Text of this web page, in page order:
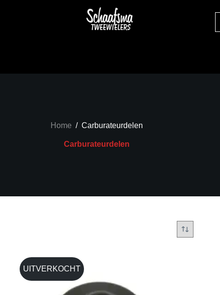
Home / Carburateurdelen
Carburateurdelen
UITVERKOCHT